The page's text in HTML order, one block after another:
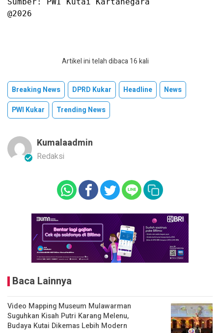
Sumber: PWI Kutai Kartanegara
@2026
Artikel ini telah dibaca 16 kali
Breaking News DPRD Kukar Headline
News
PWI Kukar
Trending News
Kumalaadmin
Redaksi
Baca Lainnya
Video Mapping Museum Mulawarman
Suguhkan Kisah Putri Karang Melenu,
Budaya Kutai Dikemas Lebih Modern